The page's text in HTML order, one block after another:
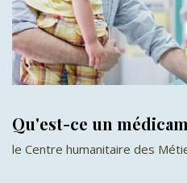
Qu'est-ce un
le Centre humanitaire des